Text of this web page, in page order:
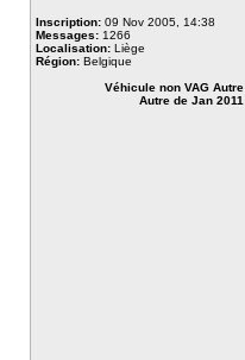
Inscription: 09 Nov 2005, 14:38
Messages: 1266
Localisation: Liège
Région: Belgique
Véhicule non VAG Autre
Autre de Jan 2011